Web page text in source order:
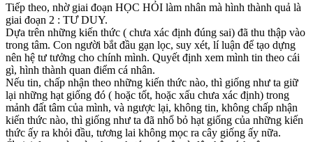
Tiếp theo, nhờ giai đoạn HỌC HỎI làm nhân mà hình thành quả là
giai đoạn 2 : TƯ DUY.
Dựa trên những kiến thức ( chưa xác định đúng sai) đã thu thập vào
trong tâm. Con người bắt đầu gạn lọc, suy xét, lí luận để tạo dựng
nên hệ tư tưởng cho chính mình. Quyết định xem mình tin theo cái
gì, hình thành quan điểm cá nhân.
Nếu tin, chấp nhận theo những kiến thức nào, thì giống như ta giữ
lại những hạt giống đó ( hoặc tốt, hoặc xấu chưa xác định) trong
mảnh đất tâm của mình, và ngược lại, không tin, không chấp nhận
kiến thức nào, thì giống như ta đã nhổ bỏ hạt giống của những kiến
thức ấy ra khỏi đầu, tương lai không mọc ra cây giống ấy nữa.